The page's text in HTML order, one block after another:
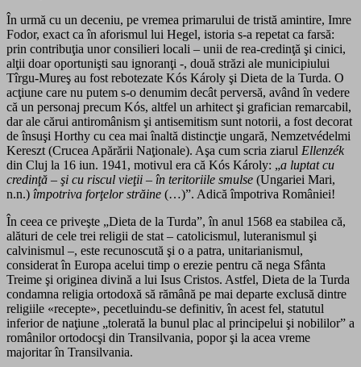
În urmă cu un deceniu, pe vremea primarului de tristă amintire, Imre
Fodor, exact ca în aforismul lui Hegel, istoria s-a repetat ca farsă:
prin contribuţia unor consilieri locali – unii de rea-credinţă şi cinici,
alţii doar oportunişti sau ignoranţi -, două străzi ale municipiului
Tîrgu-Mureş au fost rebotezate Kós Károly şi Dieta de la Turda. O
acţiune care nu putem s-o denumim decât perversă, având în vedere
că un personaj precum Kós, altfel un arhitect şi grafician remarcabil,
dar ale cărui antiromânism şi antisemitism sunt notorii, a fost decorat
de însuşi Horthy cu cea mai înaltă distincţie ungară, Nemzetvédelmi
Kereszt (Crucea Apărării Naţionale). Aşa cum scria ziarul Ellenzék
din Cluj la 16 iun. 1941, motivul era că Kós Károly: „a luptat cu
credinţă – şi cu riscul vieţii – în teritoriile smulse (Ungariei Mari,
n.n.) împotriva forţelor străine (…)”. Adică împotriva României!
În ceea ce priveşte „Dieta de la Turda”, în anul 1568 ea stabilea că,
alături de cele trei religii de stat – catolicismul, luteranismul şi
calvinismul –, este recunoscută şi o a patra, unitarianismul,
considerat în Europa acelui timp o erezie pentru că nega Sfânta
Treime şi originea divină a lui Isus Cristos. Astfel, Dieta de la Turda
condamna religia ortodoxă să rămână pe mai departe exclusă dintre
religiile «recepte», pecetluindu-se definitiv, în acest fel, statutul
inferior de naţiune „tolerată la bunul plac al principelui şi nobililor” a
românilor ortodocşi din Transilvania, popor şi la acea vreme
majoritar în Transilvania.